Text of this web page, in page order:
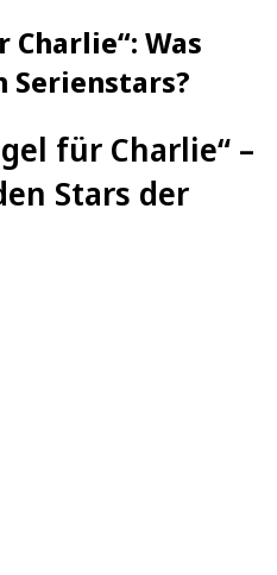
Charlie“: Was
Serienstars?
für Charlie“ –
Stars der